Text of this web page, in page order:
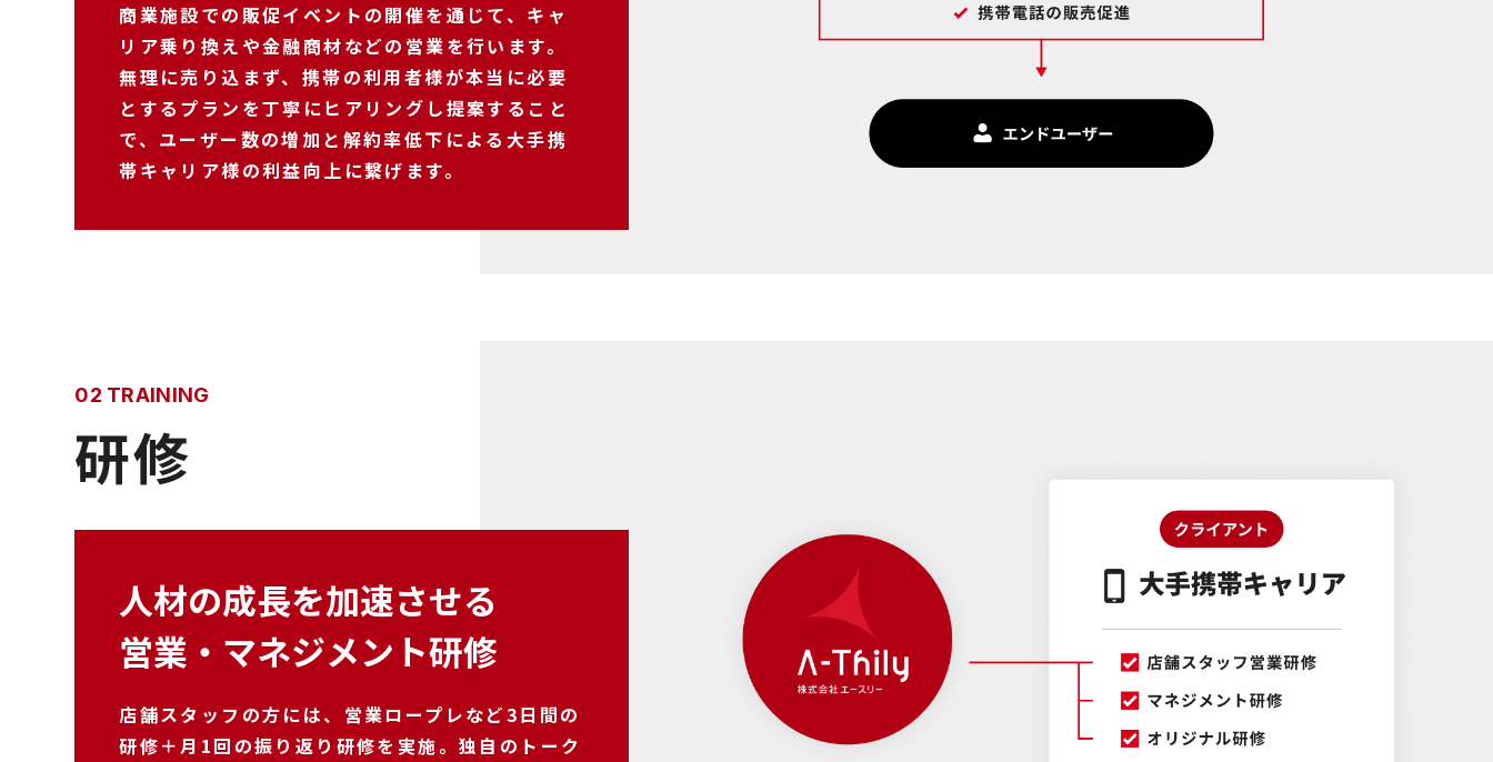
商業施設での販促イベントの開催を通じて、キャ
リア乗り換えや金融商材などの営業を行います。
無理に売り込まず、携帯の利用者様が本当に必要
とするプランを丁寧にヒアリングし提案すること
で、ユーザー数の増加と解約率低下による大手携
帯キャリア様の利益向上に繋げます。
02 TRAINING
研修
人材の成長を加速させる
営業・マネジメント研修
店舗スタッフの方には、営業ロープレなど3日間の
研修＋月1回の振り返り研修を実施。独自のトーク